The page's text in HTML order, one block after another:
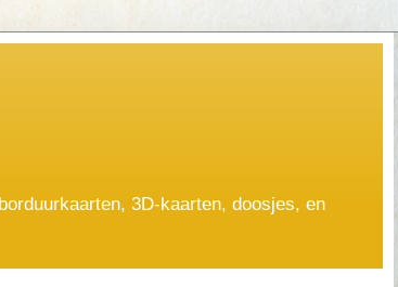
3D-kaarten, doosjes, en